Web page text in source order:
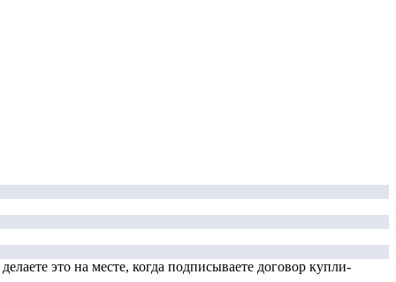
это на месте, когда подписываете договор купли-